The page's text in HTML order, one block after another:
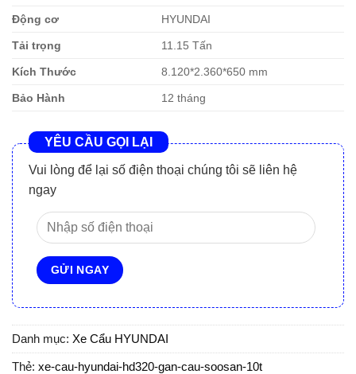
Động cơ HYUNDAI
Tải trọng 11.15 Tấn
Kích Thước 8.120*2.360*650 mm
Bảo Hành 12 tháng
YÊU CẦU GỌI LẠI
Vui lòng để lại số điện thoại chúng tôi sẽ liên hệ
ngay
Danh mục: Xe Cẩu HYUNDAI
Thẻ: xe-cau-hyundai-hd320-gan-cau-soosan-10t